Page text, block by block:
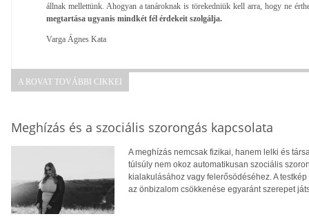
állnak mellettünk. Ahogyan a tanároknak is törekedniük kell arra, hogy ne
megtartása ugyanis mindkét fél érdekeit szolgálja.
Varga Ágnes Kata
A ROVAT TOVÁBBI CIKKEI
Meghízás és a szociális szorongás kapcsolata
A meghízás nemcsak fizikai, hanem lelki és
túlsúly nem okoz automatikusan szociális
kialakulásához vagy felerősödéséhez. A
az önbizalom csökkenése egyaránt szerepet